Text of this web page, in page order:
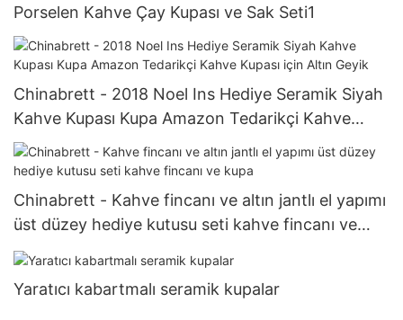
Porselen Kahve Çay Kupası ve Sak Seti1
Chinabrett - 2018 Noel Ins Hediye Seramik Siyah
Kahve Kupası Kupa Amazon Tedarikçi Kahve
Kupası için Altın Geyik
Chinabrett - Kahve fincanı ve altın jantlı el yapımı
üst düzey hediye kutusu seti kahve fincanı ve
kupa
Yaratıcı kabartmalı seramik kupalar